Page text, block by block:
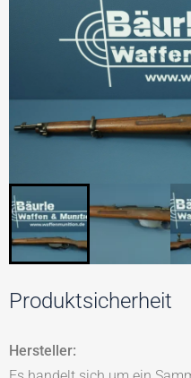
Produktsicherheit
Hersteller: